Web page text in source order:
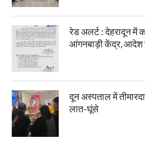
रेड अलर्ट : देहरादून
आंगनबाड़ी केंद्र, आदेश
दून अस्पताल में
लात-घूंसे